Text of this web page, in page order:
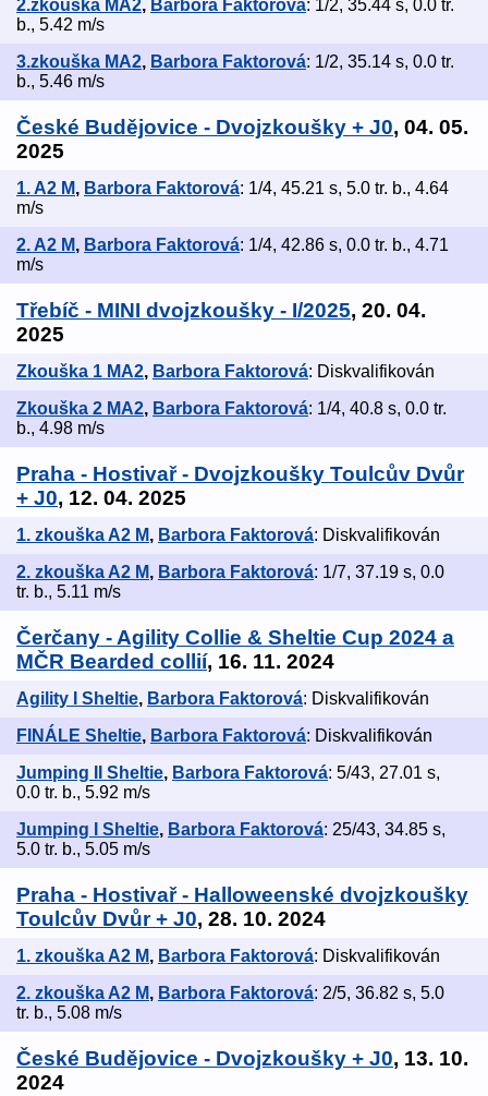
2.zkouška MA2, Barbora Faktorová: 1/2, 35.44 s, 0.0 tr.
b., 5.42 m/s
3.zkouška MA2, Barbora Faktorová: 1/2, 35.14 s, 0.0 tr.
b., 5.46 m/s
České Budějovice - Dvojzkoušky + J0, 04. 05.
2025
1. A2 M, Barbora Faktorová: 1/4, 45.21 s, 5.0 tr. b., 4.64
m/s
2. A2 M, Barbora Faktorová: 1/4, 42.86 s, 0.0 tr. b., 4.71
m/s
Třebíč - MINI dvojzkoušky - I/2025, 20. 04.
2025
Zkouška 1 MA2, Barbora Faktorová: Diskvalifikován
Zkouška 2 MA2, Barbora Faktorová: 1/4, 40.8 s, 0.0 tr.
b., 4.98 m/s
Praha - Hostivař - Dvojzkoušky Toulcův Dvůr
+ J0, 12. 04. 2025
1. zkouška A2 M, Barbora Faktorová: Diskvalifikován
2. zkouška A2 M, Barbora Faktorová: 1/7, 37.19 s, 0.0
tr. b., 5.11 m/s
Čerčany - Agility Collie & Sheltie Cup 2024 a
MČR Bearded collií, 16. 11. 2024
Agility I Sheltie, Barbora Faktorová: Diskvalifikován
FINÁLE Sheltie, Barbora Faktorová: Diskvalifikován
Jumping II Sheltie, Barbora Faktorová: 5/43, 27.01 s,
0.0 tr. b., 5.92 m/s
Jumping I Sheltie, Barbora Faktorová: 25/43, 34.85 s,
5.0 tr. b., 5.05 m/s
Praha - Hostivař - Halloweenské dvojzkoušky
Toulcův Dvůr + J0, 28. 10. 2024
1. zkouška A2 M, Barbora Faktorová: Diskvalifikován
2. zkouška A2 M, Barbora Faktorová: 2/5, 36.82 s, 5.0
tr. b., 5.08 m/s
České Budějovice - Dvojzkoušky + J0, 13. 10.
2024